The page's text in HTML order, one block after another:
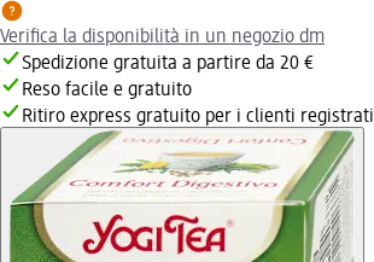
Verifica la disponibilità in un negozio dm
Spedizione gratuita a partire da 20 €
Reso facile e gratuito
Ritiro express gratuito per i clienti registrati